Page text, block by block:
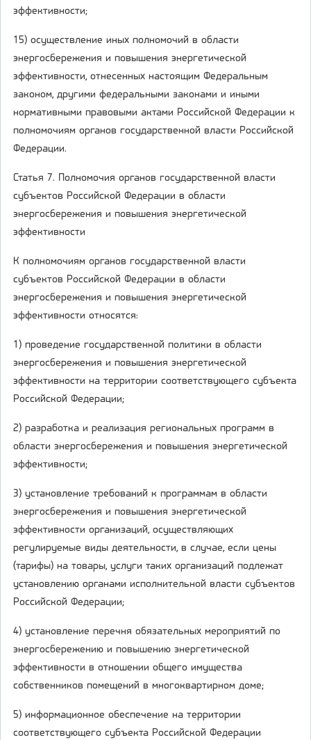
эффективности;
15) осуществление иных полномочий в области
энергосбережения и повышения энергетической
эффективности, отнесенных настоящим Федеральным
законом, другими федеральными законами и иными
нормативными правовыми актами Российской Федерации к
полномочиям органов государственной власти Российской
Федерации.
Статья 7. Полномочия органов государственной власти
субъектов Российской Федерации в области
энергосбережения и повышения энергетической
эффективности
К полномочиям органов государственной власти
субъектов Российской Федерации в области
энергосбережения и повышения энергетической
эффективности относятся:
1) проведение государственной политики в области
энергосбережения и повышения энергетической
эффективности на территории соответствующего субъекта
Российской Федерации;
2) разработка и реализация региональных программ в
области энергосбережения и повышения энергетической
эффективности;
3) установление требований к программам в области
энергосбережения и повышения энергетической
эффективности организаций, осуществляющих
регулируемые виды деятельности, в случае, если цены
(тарифы) на товары, услуги таких организаций подлежат
установлению органами исполнительной власти субъектов
Российской Федерации;
4) установление перечня обязательных мероприятий по
энергосбережению и повышению энергетической
эффективности в отношении общего имущества
собственников помещений в многоквартирном доме;
5) информационное обеспечение на территории
соответствующего субъекта Российской Федерации